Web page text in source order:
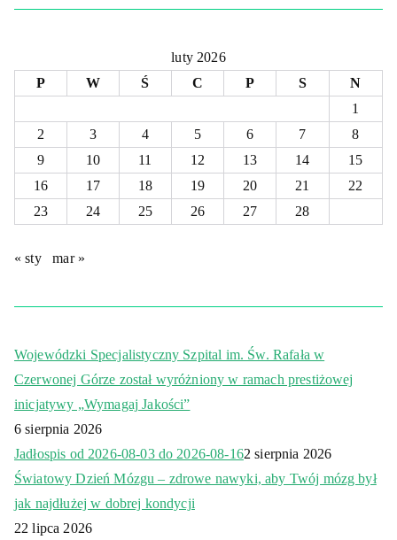
luty 2026
P
W Ś C P S
N
1
2
3 4 5 6 7
8
9
10 11 12 13 14
15
16
17 18 19 20 21
22
23
24 25 26 27 28
« sty mar »
Wojewódzki Specjalistyczny Szpital im. Św. Rafała w
Czerwonej Górze został wyróżniony w ramach prestiżowej
inicjatywy „Wymagaj Jakości”
6 sierpnia 2026
Jadłospis od 2026-08-03 do 2026-08-162 sierpnia 2026
Światowy Dzień Mózgu – zdrowe nawyki, aby Twój mózg był
jak najdłużej w dobrej kondycji
22 lipca 2026